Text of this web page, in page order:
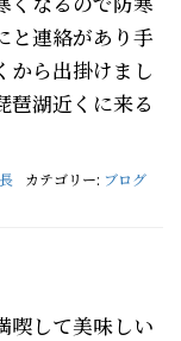
と連絡があり手
から出掛けまし
琶湖近くに来る
カテゴリー: ブログ
喫して美味しい